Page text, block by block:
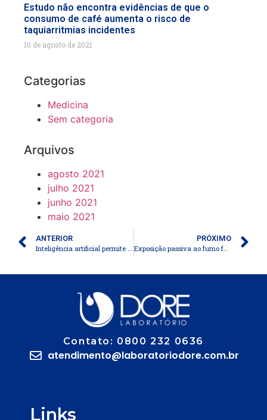
Estudo não encontra evidências de que o
consumo de café aumenta o risco de
taquiarritmias incidentes
10 de agosto de 2021
Categorias
Medicina
Sem categoria
Arquivos
agosto 2021
julho 2021
junho 2021
maio 2021
ANTERIOR
Inteligência artificial permite que homem com paralisia digite apenas pensando em escrever à mão
PRÓXIMO
Exposição passiva ao fumo foi associada a risco de câncer de boca
Contato: 0800 232 0636
atendimento@laboratoriodore.com.br
Links